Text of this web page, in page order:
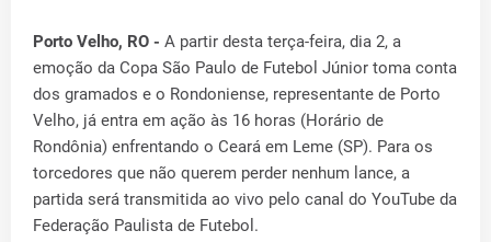
Porto Velho, RO - A partir desta terça-feira, dia 2, a
emoção da Copa São Paulo de Futebol Júnior toma conta
dos gramados e o Rondoniense, representante de Porto
Velho, já entra em ação às 16 horas (Horário de
Rondônia) enfrentando o Ceará em Leme (SP). Para os
torcedores que não querem perder nenhum lance, a
partida será transmitida ao vivo pelo canal do YouTube da
Federação Paulista de Futebol.